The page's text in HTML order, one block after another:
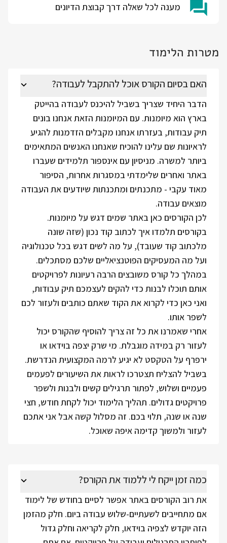
מענה לכל שאלה דרך קבוצת הדיונים
מטרות הלימוד
האם בסיום הקורס אוכל להתקבל לעבודה?
הדבר היחיד שצריך בשביל להיכנס לעבודה בהייטק
בארץ הוא מיומנות. עם המיומנות הזאת אנחנו בונים
תיק עבודות, בעזרתו אנחנו מקבלים הזדמנות להגיע
לראיונות שם עלינו להוכיח שאנחנו האנשים המתאימים
ביותר למשרה. מניסיון עם אינספור תלמידים שעברו
באתר ואחרים שלימדתי במסגרות אחרות, הסיפור
מאוד עקבי - מתכנתים ומתכנתות שיודעים את העבודה
מוצאים עבודה.
לכן הקורסים כאן באתר שמים דגש על מיומנות.
בקורסים תלמדו איך לכתוב קוד נכון (שזה שונה
מלכתוב קוד שעובד), על מה לשים דגש בכל טכנולוגיה
ועל מה המעסיקים הפוטנציאליים שלכם מסתכלים.
במהלך כל קורס משובצים הרבה רעיונות לפרויקטים
אותם תוכלו לבנות כדי להקים לעצמכם תיק עבודות,
ואני כאן כדי לקרוא את הקוד שאתם כותבים ולעזור לכם
לשפר אותו.
אחרי שאמרנו את כל זה צריך להוסיף שהקורס יכול
לעזור רק במידה מוגבלת. מי שרק יצפה בוידאו או
ירפרף על הטקסט לא יגיע לרמה המקצועית הנדרשת.
בשביל להצליח תצטרכו לראות את השיעורים לפעמים
פעמיים ושלוש, לפתור תרגילים קשים ולבנות ולשפר
פרויקטים גדולים. תהליך הלימוד יכול לקחת חודש, חצי
שנה או שנה, תלוי בכם. זה מסלול קשה אבל אני אתכם
לעזור ולמשוך קדימה איפה שאוכל.
כמה זמן ייקח לי ללמוד את הקורס?
את רוב הקורסים באתר אפשר לסיים בחודש של לימוד
אם מתחייבים לשעתיים-שלוש עבודה ביום. חלק מהזמן
הזה יוקדש לצפיה בוידאו, חלק לקריאה וחלק גדול